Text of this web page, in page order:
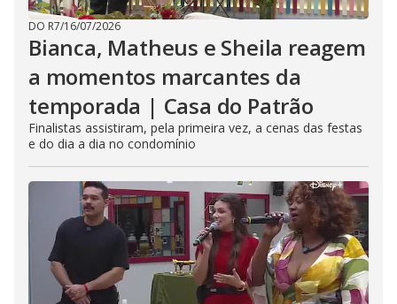
DO R7/16/07/2026
Bianca, Matheus e Sheila reagem
a momentos marcantes da
temporada | Casa do Patrão
Finalistas assistiram, pela primeira vez, a cenas das festas
e do dia a dia no condomínio